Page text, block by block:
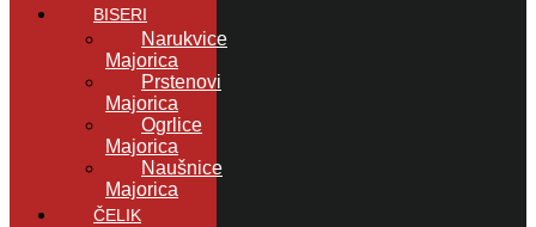
BISERI
Narukvice
Majorica
Prstenovi
Majorica
Ogrlice
Majorica
Naušnice
Majorica
ČELIK